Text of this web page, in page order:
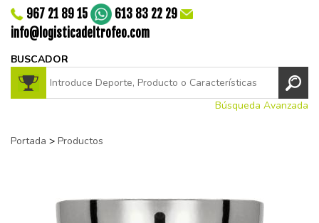
967 21 89 15
613 83 22 29
info@logisticadeltrofeo.com
BUSCADOR
Búsqueda Avanzada
Portada > Productos